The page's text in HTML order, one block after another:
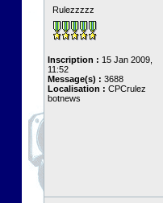
Rulezzzzz
Inscription : 15 Jan 2009,
11:52
Message(s) : 3688
Localisation : CPCrulez
botnews